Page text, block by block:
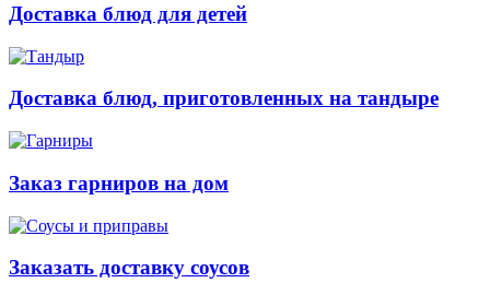
Доставка блюд для детей
Доставка блюд, приготовленных на тандыре
Заказ гарниров на дом
Заказать доставку соусов